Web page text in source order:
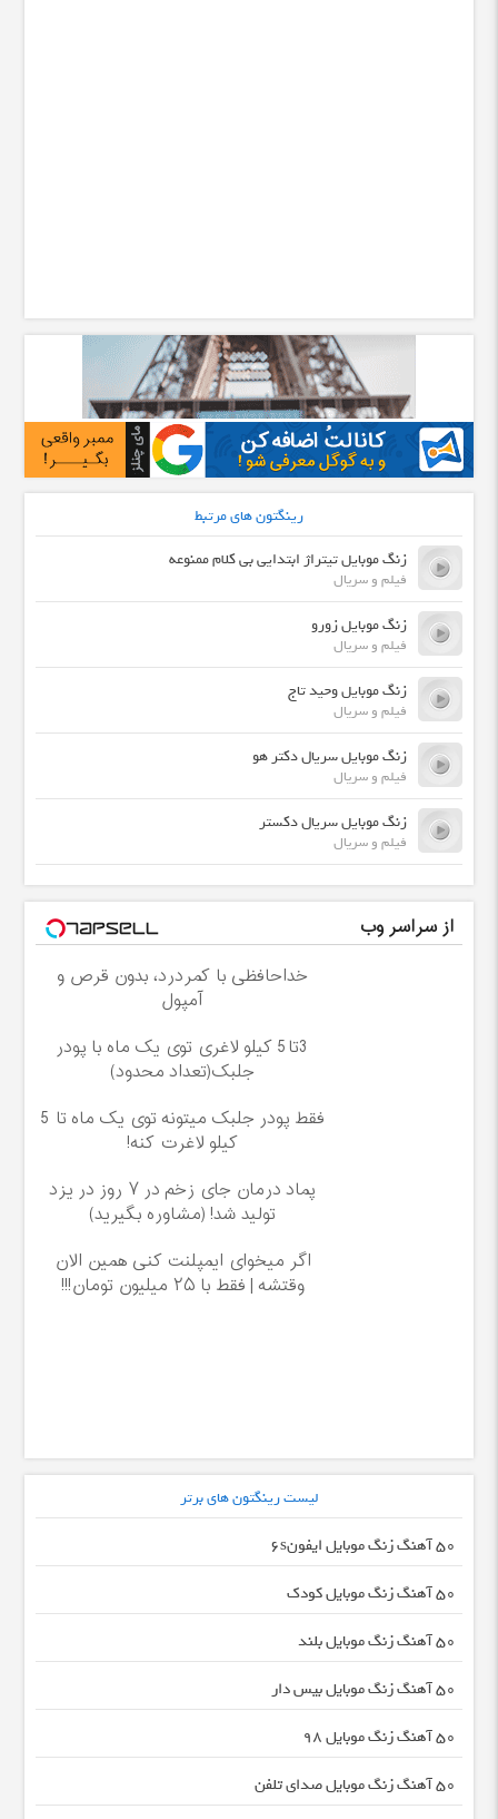
رینگتون های مرتبط
زنگ موبایل تیتراژ ابتدایی بی کلام ممنوعه
فیلم و سریال
زنگ موبایل زورو
فیلم و سریال
زنگ موبایل وحید تاج
فیلم و سریال
زنگ موبایل سریال دکتر هو
فیلم و سریال
زنگ موبایل سریال دکستر
فیلم و سریال
از سراسر وب
خداحافظی با کمردرد، بدون قرص و
آمپول
3تا5 کیلو لاغری توی یک ماه با پودر
جلبک(تعداد محدود)
فقط پودر جلبک میتونه توی یک ماه تا 5
کیلو لاغرت کنه!
پماد درمان جای زخم در ۷ روز در یزد
تولید شد! (مشاوره بگیرید)
اگر میخوای ایمپلنت کنی همین الان
وقتشه | فقط با ۲۵ میلیون تومان!!!
لیست رینگتون های برتر
50 آهنگ زنگ موبایل ایفون۶s
50 آهنگ زنگ موبایل کودک
50 آهنگ زنگ موبایل بلند
50 آهنگ زنگ موبایل بیس دار
50 آهنگ زنگ موبایل 98
50 آهنگ زنگ موبایل صدای تلفن